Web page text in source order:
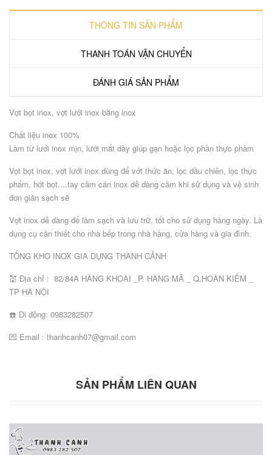
THÔNG TIN SẢN PHẨM
THANH TOÁN VẬN CHUYỂN
ĐÁNH GIÁ SẢN PHẨM
Vợt bọt inox, vợt lưới inox bằng inox
Chất liệu inox 100%
Làm từ lưới inox mịn, lưới mắt dày giúp gạn hoặc lọc phần thực phầm
Vọt bọt inox, vợt lưới inox dùng để vớt thức ăn, lọc dầu chiên, lọc thực
phẩm, hớt bọt....tay cầm cán inox dễ dàng cầm khi sử dụng và vệ sinh
đơn giản sạch sẽ
Vợt inox dễ dàng để làm sạch và lưu trữ, tốt cho sử dụng hàng ngày. Là
dụng cụ cần thiết cho nhà bếp trong nhà hàng, cửa hàng và gia đình.
TỔNG KHO INOX GIA DỤNG THÀNH CẢNH
💒 Địa chỉ : 82/84A HÀNG KHOAI _P. HÀNG MÃ _ Q.HOÀN KIẾM _
TP HÀ NỘI
☎️ Di động: 0983282507
💌 Email : thanhcanh07@gmail.com
SẢN PHẨM LIÊN QUAN